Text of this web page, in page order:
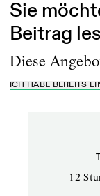
Sie
Beitrag
Diese
ICH HABE BEREITS
12